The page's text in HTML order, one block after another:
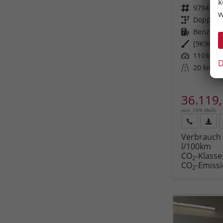
Fahrzeugnr. 97941
Getriebe
Kraftstoff Benzin
Außenfarbe [9K9K]
Leistung 110 kW
Kilometerstand 20 km
incl. 19% MwSt.
anfordern
l/100km
CO2-Klasse:
CO2-